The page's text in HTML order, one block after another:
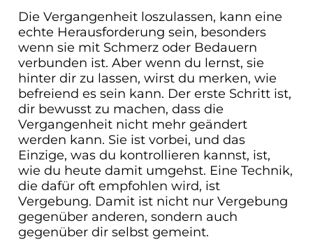
Die Vergangenheit loszulassen, kann eine
echte Herausforderung sein, besonders
wenn sie mit Schmerz oder Bedauern
verbunden ist. Aber wenn du lernst, sie
hinter dir zu lassen, wirst du merken, wie
befreiend es sein kann. Der erste Schritt ist,
dir bewusst zu machen, dass die
Vergangenheit nicht mehr geändert
werden kann. Sie ist vorbei, und das
Einzige, was du kontrollieren kannst, ist,
wie du heute damit umgehst. Eine Technik,
die dafür oft empfohlen wird, ist
Vergebung. Damit ist nicht nur Vergebung
gegenüber anderen, sondern auch
gegenüber dir selbst gemeint.